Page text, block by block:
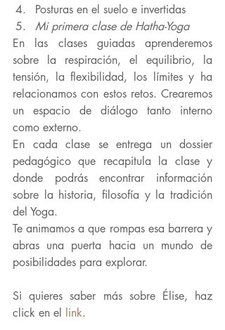
Posturas en el suelo e invertidas
Mi primera clase de Hatha-Yoga
En las clases guiadas aprenderemos
sobre la respiración, el equilibrio, la
tensión, la flexibilidad, los límites y ha
relacionamos con estos retos. Crearemos
un espacio de diálogo tanto interno
como externo.
En cada clase se entrega un dossier
pedagógico que recapitula la clase y
donde podrás encontrar información
sobre la historia, filosofía y la tradición
del Yoga.
Te animamos a que rompas esa barrera y
abras una puerta hacia un mundo de
posibilidades para explorar.
Si quieres saber más sobre Élise, haz
click en el link.